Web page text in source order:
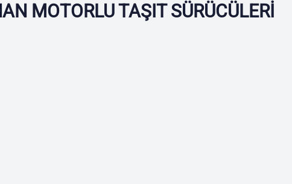
MOTORLU TAŞIT SÜRÜCÜLERİ